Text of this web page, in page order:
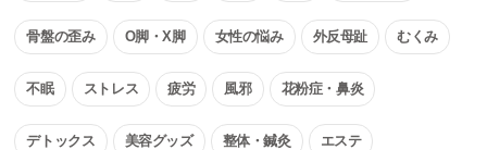
骨盤の歪み O脚・X脚 女性の悩み 外反母趾 むくみ
不眠 ストレス 疲労 風邪 花粉症・鼻炎
デトックス 美容グッズ 整体・鍼灸 エステ